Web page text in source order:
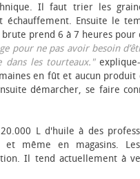
Il faut trier les
Ensuite le
prend 6 à 7 heures
pour ne pas avoir besoin
dans les tourteaux."
en fût et aucun
démarcher, se faire
L d'huile à des
et même en magasins.
Il tend actuellement à